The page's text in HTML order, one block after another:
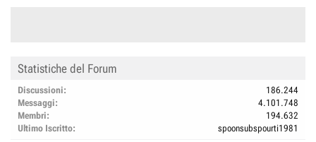
Statistiche del Forum
Discussioni
186.244
Messaggi
4.101.748
Membri
194.632
Ultimo Iscritto
spoonsubspourti1981